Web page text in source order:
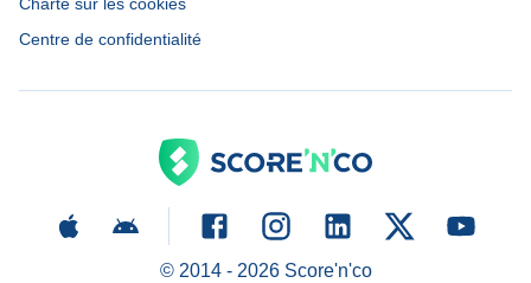
Centre de confidentialité
© 2014 - 2026Score'n'co